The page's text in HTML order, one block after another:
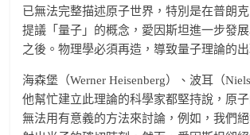
已無法完整描述原子世界，特別是在普朗
提議「量子」的概念，愛因斯坦進一步發
之後。物理學必須再造，導致量子理論的出
海森堡（Werner Heisenberg）、波耳（
他幫忙建立此理論的科學家都堅持說，原
無法用有意義的方法來討論，例如，我們